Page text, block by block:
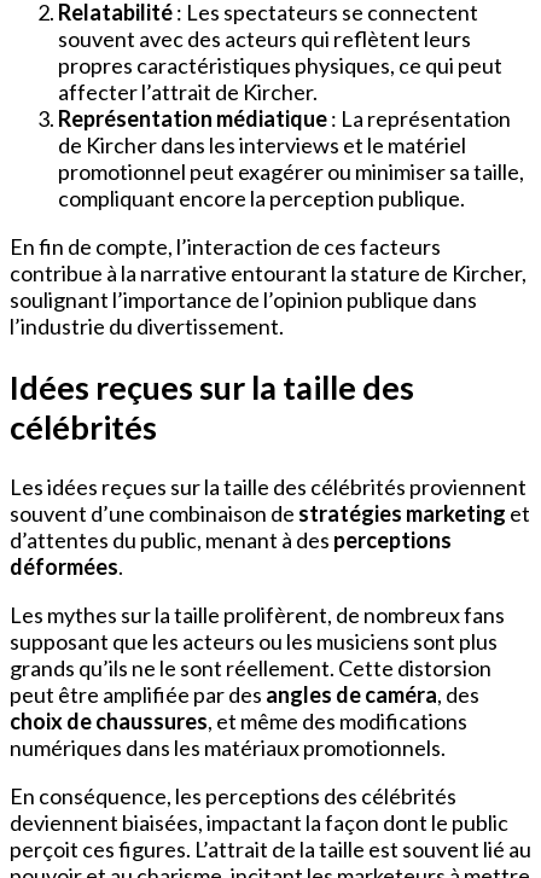
Relatabilité: Les spectateurs se connectent
souvent avec des acteurs qui reflètent leurs
propres caractéristiques physiques, ce qui peut
affecter l’attrait de Kircher.
Représentation médiatique: La représentation
de Kircher dans les interviews et le matériel
promotionnel peut exagérer ou minimiser sa taille,
compliquant encore la perception publique.
En fin de compte, l’interaction de ces facteurs
contribue à la narrative entourant la stature de Kircher,
soulignant l’importance de l’opinion publique dans
l’industrie du divertissement.
Idées reçues sur la taille des
célébrités
Les idées reçues sur la taille des célébrités proviennent
souvent d’une combinaison de stratégies marketing et
d’attentes du public, menant à des perceptions
déformées.
Les mythes sur la taille prolifèrent, de nombreux fans
supposant que les acteurs ou les musiciens sont plus
grands qu’ils ne le sont réellement. Cette distorsion
peut être amplifiée par des angles de caméra, des
choix de chaussures, et même des modifications
numériques dans les matériaux promotionnels.
En conséquence, les perceptions des célébrités
deviennent biaisées, impactant la façon dont le public
perçoit ces figures. L’attrait de la taille est souvent lié au